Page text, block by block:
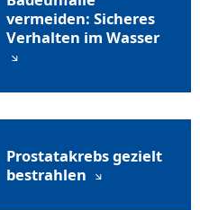
vermeiden: Sicheres
Verhalten im Wasser
Prostatakrebs gezielt
bestrahlen